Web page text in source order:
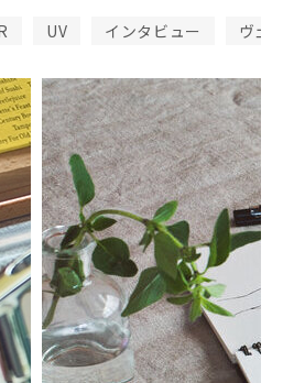
UV インタビュー ヴェ